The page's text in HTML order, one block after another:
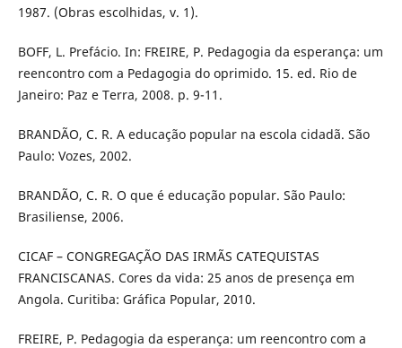
1987. (Obras escolhidas, v. 1).
BOFF, L. Prefácio. In: FREIRE, P. Pedagogia da esperança: um
reencontro com a Pedagogia do oprimido. 15. ed. Rio de
Janeiro: Paz e Terra, 2008. p. 9-11.
BRANDÃO, C. R. A educação popular na escola cidadã. São
Paulo: Vozes, 2002.
BRANDÃO, C. R. O que é educação popular. São Paulo:
Brasiliense, 2006.
CICAF – CONGREGAÇÃO DAS IRMÃS CATEQUISTAS
FRANCISCANAS. Cores da vida: 25 anos de presença em
Angola. Curitiba: Gráfica Popular, 2010.
FREIRE, P. Pedagogia da esperança: um reencontro com a